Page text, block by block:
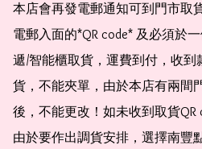
本店會再發電郵通知可到門市取
電郵入面的*QR code* 及必須於
遞/智能櫃取貨，運費到付，收到
貨，不能夾單，由於本店有兩間
後，不能更改！如未收到取貨
由於要作出調貨安排，選擇南豐